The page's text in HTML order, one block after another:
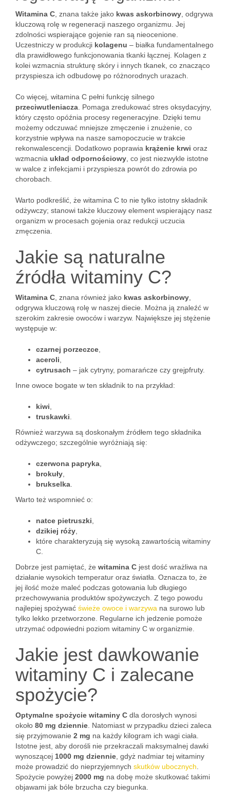
Witamina C , znana także jako kwas askorbinowy , odgrywa
kluczową rolę w regeneracji naszego organizmu. Jej
zdolności wspierające gojenie ran są nieocenione.
Uczestniczy w produkcji kolagenu – białka fundamentalnego
dla prawidłowego funkcjonowania tkanki łącznej. Kolagen z
kolei wzmacnia strukturę skóry i innych tkanek, co znacząco
przyspiesza ich odbudowę po różnorodnych urazach.
Co więcej, witamina C pełni funkcję silnego
przeciwutleniacza . Pomaga zredukować stres oksydacyjny,
który często opóźnia procesy regeneracyjne. Dzięki temu
możemy odczuwać mniejsze zmęczenie i znużenie, co
korzystnie wpływa na nasze samopoczucie w trakcie
rekonwalescencji. Dodatkowo poprawia krążenie krwi oraz
wzmacnia układ odpornościowy , co jest niezwykle istotne
w walce z infekcjami i przyspiesza powrót do zdrowia po
chorobach.
Warto podkreślić, że witamina C to nie tylko istotny składnik
odżywczy; stanowi także kluczowy element wspierający nasz
organizm w procesach gojenia oraz redukcji uczucia
zmęczenia.
Jakie są naturalne
źródła witaminy C?
Witamina C , znana również jako kwas askorbinowy
odgrywa kluczową rolę w naszej diecie. Można ją znaleźć w
szerokim zakresie owoców i warzyw. Największe jej stężenie
występuje w:
czarnej porzeczce
aceroli
cytrusach – jak cytryny, pomarańcze czy grejpfruty.
Inne owoce bogate w ten składnik to na przykład:
kiwi
truskawki
Również warzywa są doskonałym źródłem tego składnika
odżywczego; szczególnie wyróżniają się:
czerwona papryka
brokuły
brukselka
Warto też wspomnieć o:
natce pietruszki
dzikiej róży
które charakteryzują się wysoką zawartością witaminy
C.
Dobrze jest pamiętać, że witamina C jest dość wrażliwa na
działanie wysokich temperatur oraz światła. Oznacza to, że
jej ilość może maleć podczas gotowania lub długiego
przechowywania produktów spożywczych. Z tego powodu
najlepiej spożywać świeże owoce i warzywa na surowo lub
tylko lekko przetworzone. Regularne ich jedzenie pomoże
utrzymać odpowiedni poziom witaminy C w organizmie.
Jakie jest dawkowanie
witaminy C i zalecane
spożycie?
Optymalne spożycie witaminy C dla dorosłych wynosi
około 80 mg dziennie . Natomiast w przypadku dzieci zaleca
się przyjmowanie 2 mg na każdy kilogram ich wagi ciała.
Istotne jest, aby dorośli nie przekraczali maksymalnej dawki
wynoszącej 1000 mg dziennie , gdyż nadmiar tej witaminy
może prowadzić do nieprzyjemnych skutków ubocznych
Spożycie powyżej 2000 mg na dobę może skutkować takimi
objawami jak bóle brzucha czy biegunka.